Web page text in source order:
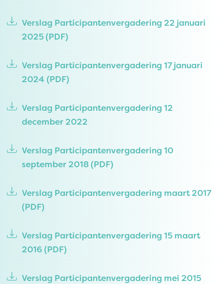
Verslag Participantenvergadering 22 januari
2025(PDF)
Verslag Participantenvergadering 17 januari
2024 (PDF)
Verslag Participantenvergadering 12
december 2022
Verslag Participantenvergadering 10
september 2018(PDF)
Verslag Participantenvergadering maart 2017
(PDF)
Verslag Participantenvergadering 15 maart
2016(PDF)
Verslag Participantenvergadering mei 2015